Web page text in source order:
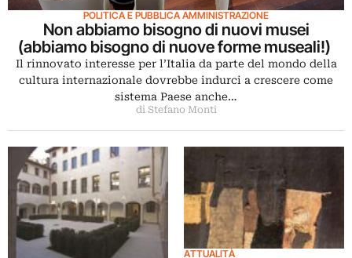
POLITICA E PUBBLICA AMMINISTRAZIONE
Non abbiamo bisogno di nuovi musei
(abbiamo bisogno di nuove forme museali!)
Il rinnovato interesse per l’Italia da parte del mondo della
cultura internazionale dovrebbe indurci a crescere come
sistema Paese anche…
di Stefano Monti
ATTUALITÀ